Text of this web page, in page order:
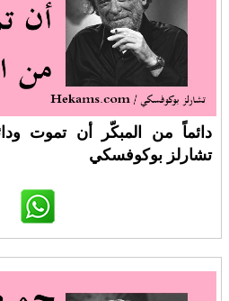
دائماً من المبكّر أن تموت
تشارلز بوكوفسكي